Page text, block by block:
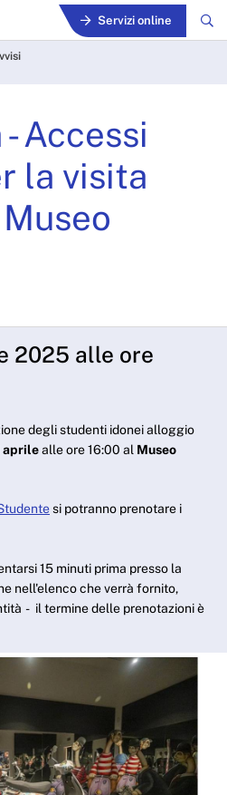
Servizi online
Accessi
la visita
2025 alle ore
degli studenti idonei alloggio
aprilealle ore 16:00 al Museo
si potranno prenotare i
15 minuti prima presso la
nell'elenco che verrà fornito,
- il termine delle prenotazioni è